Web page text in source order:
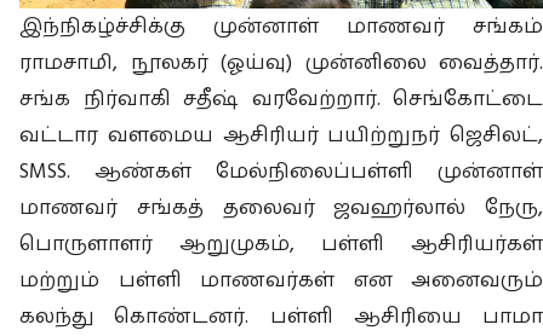
இந்நிகழ்ச்சிக்கு முன்னாள் மாணவர் சங்கம்
ராமசாமி, நூலகர் (ஓய்வு) முன்னிலை வைத்தார்.
சங்க நிர்வாகி சதீஷ் வரவேற்றார். செங்கோட்டை
வட்டார வளமைய ஆசிரியர் பயிற்றுநர் ஜெசிலட்,
SMSS. ஆண்கள் மேல்நிலைப்பள்ளி முன்னாள்
மாணவர் சங்கத் தலைவர் ஜவஹர்லால் நேரு,
பொருளாளர் ஆறுமுகம், பள்ளி ஆசிரியர்கள்
மற்றும் பள்ளி மாணவர்கள் என அனைவரும்
கலந்து கொண்டனர். பள்ளி ஆசிரியை பாமா